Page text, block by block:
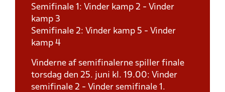
Semifinale 1: Vinder kamp 2 - Vinder
kamp 3
Semifinale 2: Vinder kamp 5 - Vinder
kamp 4
Vinderne af semifinalerne spiller finale
torsdag den 25. juni kl. 19.00: Vinder
semifinale 2 - Vinder semifinale 1.